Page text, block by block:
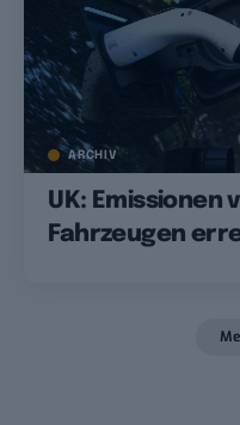
ARCHIV
UK: Emissionen
Fahrzeugen